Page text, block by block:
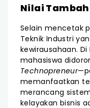
Nilai
Selain mencetak
Teknik Industri
kewirausahaan.
mahasiswa
Technopreneur
memanfaatkan
merancang
kelayakan bisnis